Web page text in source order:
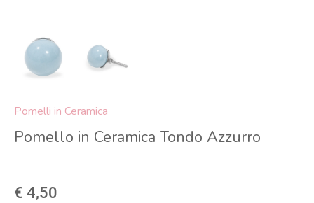
Pomelli in Ceramica
Pomello in Ceramica Tondo Azzurro
€ 4,50